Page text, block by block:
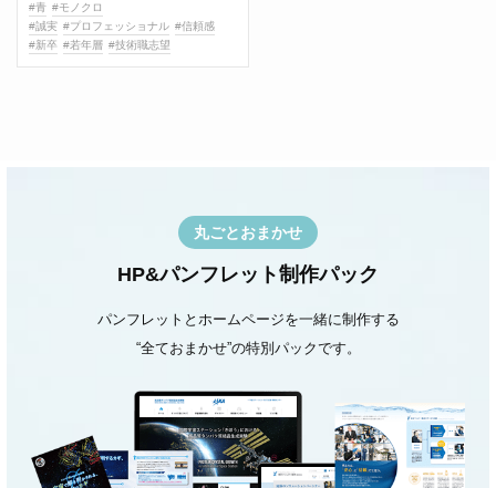
#青 #モノクロ
#誠実 #プロフェッショナル #信頼感
#新卒 #若年層 #技術職志望
丸ごとおまかせ
HP&パンフレット制作パック
パンフレットとホームページを一緒に制作する
“全ておまかせ”の特別パックです。